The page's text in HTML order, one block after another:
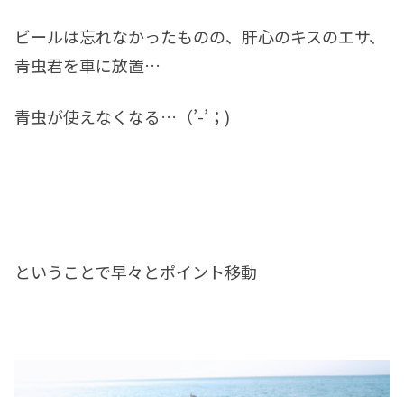
ビールは忘れなかったものの、肝心のキスのエサ、
青虫君を車に放置…
青虫が使えなくなる…（’-’；)
ということで早々とポイント移動